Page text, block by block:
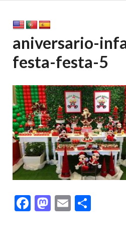
aniversario-
festa-festa-5
F
M E